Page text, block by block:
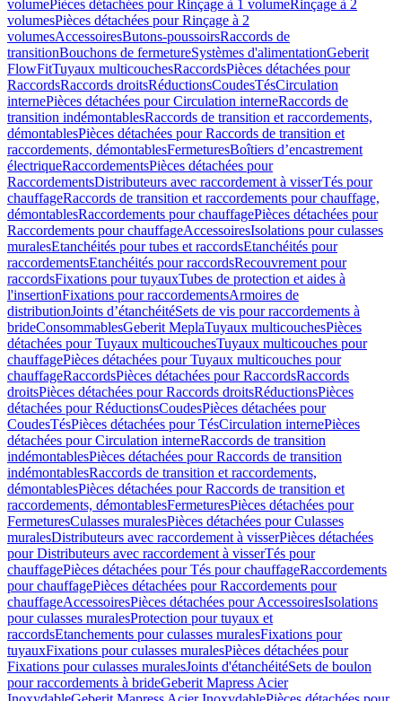
volumePièces détachées pour Rinçage à 1 volumeRinçage à 2
volumesPièces détachées pour Rinçage à 2
volumesAccessoiresButons-poussoirsRaccords de
transitionBouchons de fermetureSystèmes d'alimentationGeberit
FlowFitTuyaux multicouchesRaccordsPièces détachées pour
RaccordsRaccords droitsRéductionsCoudesTésCirculation
internePièces détachées pour Circulation interneRaccords de
transition indémontablesRaccords de transition et raccordements,
démontablesPièces détachées pour Raccords de transition et
raccordements, démontablesFermeturesBoîtiers d’encastrement
électriqueRaccordementsPièces détachées pour
RaccordementsDistributeurs avec raccordement à visserTés pour
chauffageRaccords de transition et raccordements pour chauffage,
démontablesRaccordements pour chauffagePièces détachées pour
Raccordements pour chauffageAccessoiresIsolations pour culasses
muralesEtanchéités pour tubes et raccordsEtanchéités pour
raccordementsEtanchéités pour raccordsRecouvrement pour
raccordsFixations pour tuyauxTubes de protection et aides à
l'insertionFixations pour raccordementsArmoires de
distributionJoints d’étanchéitéSets de vis pour raccordements à
brideConsommablesGeberit MeplaTuyaux multicouchesPièces
détachées pour Tuyaux multicouchesTuyaux multicouches pour
chauffagePièces détachées pour Tuyaux multicouches pour
chauffageRaccordsPièces détachées pour RaccordsRaccords
droitsPièces détachées pour Raccords droitsRéductionsPièces
détachées pour RéductionsCoudesPièces détachées pour
CoudesTésPièces détachées pour TésCirculation internePièces
détachées pour Circulation interneRaccords de transition
indémontablesPièces détachées pour Raccords de transition
indémontablesRaccords de transition et raccordements,
démontablesPièces détachées pour Raccords de transition et
raccordements, démontablesFermeturesPièces détachées pour
FermeturesCulasses muralesPièces détachées pour Culasses
muralesDistributeurs avec raccordement à visserPièces détachées
pour Distributeurs avec raccordement à visserTés pour
chauffagePièces détachées pour Tés pour chauffageRaccordements
pour chauffagePièces détachées pour Raccordements pour
chauffageAccessoiresPièces détachées pour AccessoiresIsolations
pour culasses muralesProtection pour tuyaux et
raccordsEtanchements pour culasses muralesFixations pour
tuyauxFixations pour culasses muralesPièces détachées pour
Fixations pour culasses muralesJoints d'étanchéitéSets de boulon
pour raccordements à brideGeberit Mapress Acier